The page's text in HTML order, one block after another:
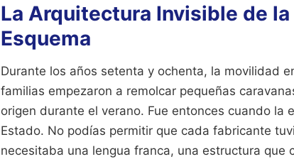
La Arquitectura Invisible de la
Esquema
Durante los años setenta y ochenta, la movilidad
familias empezaron a remolcar pequeñas
origen durante el verano. Fue entonces cuando la
Estado. No podías permitir que cada fabricante
necesitaba una lengua franca, una estructura que